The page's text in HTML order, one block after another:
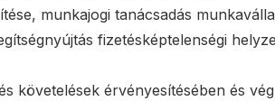
munkajogi tanácsadás
fizetésképtelenségi
követelések érvényesítésében és